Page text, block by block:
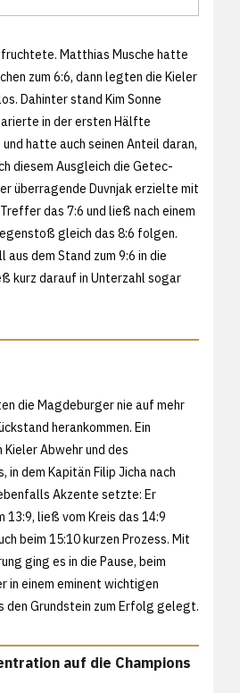
Matthias Musche hatte
zum 6:6, dann legten die Kieler
Dahinter stand Kim Sonne
in der ersten Hälfte
hatte auch seinen Anteil daran,
diesem Ausgleich die Getec-
überragende Duvnjak erzielte mit
das 7:6 und ließ nach einem
gleich das 8:6 folgen.
dem Stand zum 9:6 in die
kurz darauf in Unterzahl sogar
die Magdeburger nie auf mehr
herankommen. Ein
Abwehr und des
dem Kapitän Filip Jicha nach
Akzente setzte: Er
13:9, ließ vom Kreis das 14:9
beim 15:10 kurzen Prozess. Mit
ging es in die Pause, beim
in einem eminent wichtigen
Grundstein zum Erfolg gelegt.
auf die Champions